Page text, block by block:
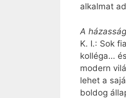
alkalmat
A
K. I.: Sok
kolléga…
modern
lehet a
boldog